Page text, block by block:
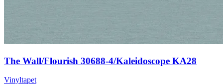
The Wall/Flourish 30688-4/Kaleidoscope KA28
Vinyltapet